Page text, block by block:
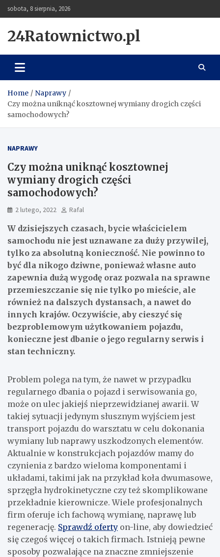
Skip
to
sobota, 8 sierpnia, 2026
24Ratownictwo.pl
Home
Naprawy
Czy można uniknąć kosztownej wymiany drogich części
samochodowych?
NAPRAWY
Czy można uniknąć kosztownej
wymiany drogich części
samochodowych?
2 lutego, 2022 Rafal
W dzisiejszych czasach, bycie właścicielem
samochodu nie jest uznawane za duży przywilej,
tylko za absolutną konieczność. Nie powinno to
być dla nikogo dziwne, ponieważ własne auto
zapewnia dużą wygodę oraz pozwala na sprawne
przemieszczanie się nie tylko po mieście, ale
również na dalszych dystansach, a nawet do
innych krajów. Oczywiście, aby cieszyć się
bezproblemowym użytkowaniem pojazdu,
konieczne jest dbanie o jego regularny serwis i
stan techniczny.
Problem polega na tym, że nawet w przypadku
regularnego dbania o pojazd i serwisowania go,
może on ulec jakiejś nieprzewidzianej awarii. W
takiej sytuacji jedynym słusznym wyjściem jest
transport pojazdu do warsztatu w celu dokonania
wymiany lub naprawy uszkodzonych elementów.
Aktualnie w konstrukcjach pojazdów mamy do
czynienia z bardzo wieloma komponentami i
układami, takimi jak na przykład koła dwumasowe,
sprzęgła hydrokinetyczne czy też skomplikowane
przekładnie kierownicze. Wiele profesjonalnych
firm oferuje ich fachową wymianę, naprawę lub
regenerację. Sprawdź oferty on-line, aby dowiedzieć
się czegoś więcej o takich firmach. Istnieją pewne
sposoby pozwalające na znaczne zmniejszenie